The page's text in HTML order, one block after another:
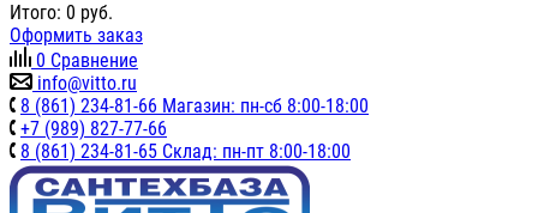
Итого: 0 руб.
Оформить заказ
0 Сравнение
info@vitto.ru
8 (861) 234-81-66 Магазин: пн-сб 8:00-18:00
+7 (989) 827-77-66
8 (861) 234-81-65 Склад: пн-пт 8:00-18:00